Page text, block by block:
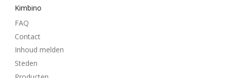
Kimbino
FAQ
Contact
Inhoud melden
Steden